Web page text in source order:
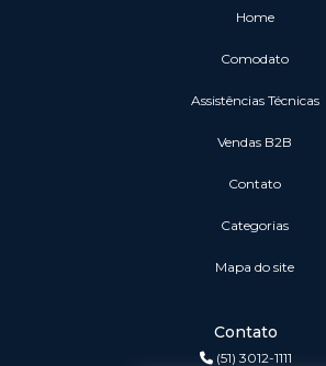
Home
Comodato
Assistências Técnicas
vendas B2B
Contato
Categorias
Mapa do site
Contato
(51) 3012-1111